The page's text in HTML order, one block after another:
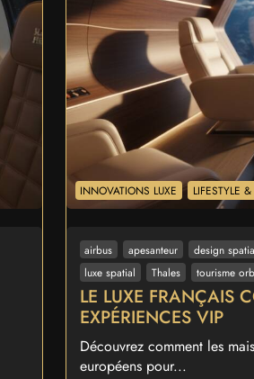
INNOVATIONS LUXE LIFESTYLE
airbus apesanteur design
luxe spatial
Thales tourisme
LE LUXE FRANÇAIS
EXPÉRIENCES VIP
Découvrez comment les
européens pour...